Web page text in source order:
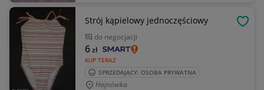
Strój kąpielowy jednoczęściowy
do negocjacji
KUP TERAZ
6zł
SPRZEDAJĄCY: OSOBA PRYWATNA
Hajnówka